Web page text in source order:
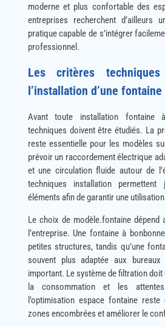
moderne et plus confortable des
entreprises recherchent d’ailleurs
pratique capable de s’intégrer
professionnel.
Les critères
l’installation d’une fontaine
Avant toute installation fontaine
techniques doivent être étudiés. La
reste essentielle pour les modèles
prévoir un raccordement électrique
et une circulation fluide autour de
techniques installation permettent
éléments afin de garantir une
Le choix de modèle.fontaine
l’entreprise. Une fontaine à
petites structures, tandis qu’une
souvent plus adaptée aux
important. Le système de filtration
la consommation et les
l’optimisation espace fontaine
zones encombrées et améliorer le